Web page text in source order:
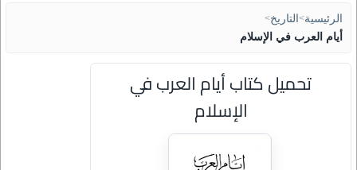
الرئيسية> التاريخ>
أيام العرب في الإسلام
تحميل كتاب أيام العرب في
الإسلام